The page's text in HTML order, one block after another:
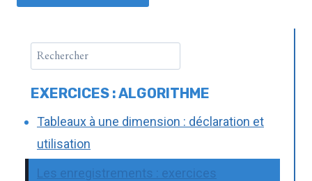
EXERCICES : ALGORITHME
Tableaux à une dimension : déclaration et
utilisation
Les enregistrements : exercices